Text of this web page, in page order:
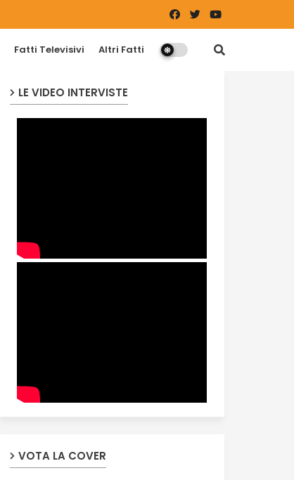
Fatti Televisivi Altri Fatti
LE VIDEO INTERVISTE
VOTA LA COVER